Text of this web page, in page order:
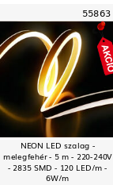
55863
NEON LED szalag -
melegfehér - 5 m - 220-240V
- 2835 SMD - 120 LED/m -
6W/m